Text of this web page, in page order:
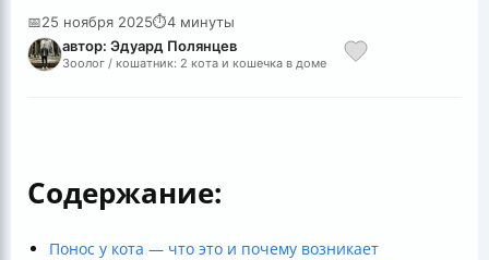
📅25 ноября 2025⏱4 минуты
автор: Эдуард Полянцев
Зоолог / кошатник: 2 кота и кошечка в доме
Содержание:
Понос у кота — что это и почему возникает